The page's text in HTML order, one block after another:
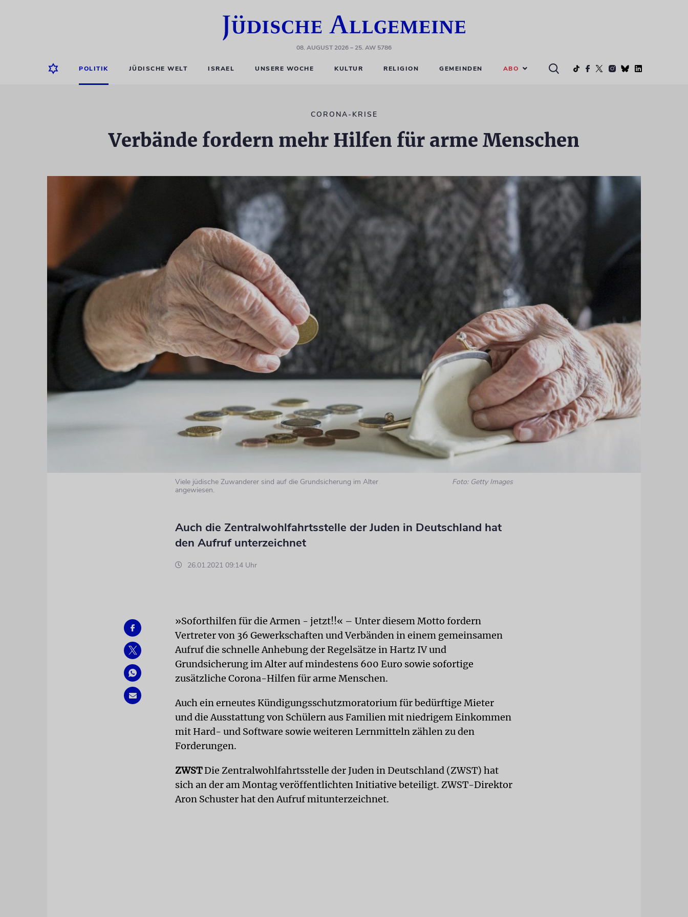
08. AUGUST 2026– 25. AW 5786
POLITIK JÜDISCHE WELT ISRAEL UNSERE WOCHE KULTUR RELIGION GEMEINDEN ABO
CORONA-KRISE
Verbände fordern mehr Hilfen für arme Menschen
Viele jüdische Zuwanderer sind auf die Grundsicherung im Alter
angewiesen.
Foto: Getty Images
Auch die Zentralwohlfahrtsstelle der Juden in Deutschland hat
den Aufruf unterzeichnet
26.01.2021 09:14 Uhr
»Soforthilfen für die Armen - jetzt!!« – Unter diesem Motto fordern
Vertreter von 36 Gewerkschaften und Verbänden in einem gemeinsamen
Aufruf die schnelle Anhebung der Regelsätze in Hartz IV und
Grundsicherung im Alter auf mindestens 600 Euro sowie sofortige
zusätzliche Corona-Hilfen für arme Menschen.
Auch ein erneutes Kündigungsschutzmoratorium für bedürftige Mieter
und die Ausstattung von Schülern aus Familien mit niedrigem Einkommen
mit Hard- und Software sowie weiteren Lernmitteln zählen zu den
Forderungen.
ZWSTDie Zentralwohlfahrtsstelle der Juden in Deutschland (ZWST) hat
sich an der am Montag veröffentlichten Initiative beteiligt. ZWST-Direktor
Aron Schuster hat den Aufruf mitunterzeichnet.